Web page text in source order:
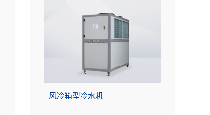
风冷箱型冷水机